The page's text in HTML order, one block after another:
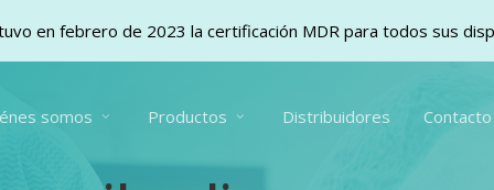
somos Productos Distribuidores Contacto
en febrero de 2023 la certificación MDR para todos sus